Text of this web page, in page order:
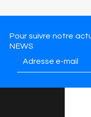
Pour suivre notre
NEWS